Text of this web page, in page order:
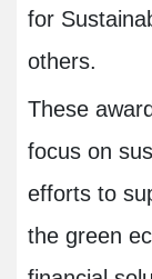
for
others.
These
focus on
efforts to
the green